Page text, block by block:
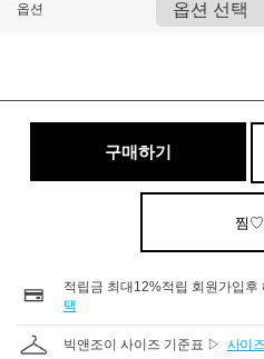
옵션
구매하기
찜♡
적립금 최대12%적립 회원가입
택
빅앤조이 사이즈 기준표 ▷ 사이